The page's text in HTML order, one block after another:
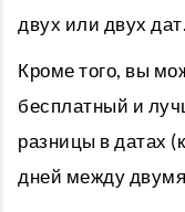
двух или двух дат.
Кроме того, вы
бесплатный и
разницы в датах
дней между